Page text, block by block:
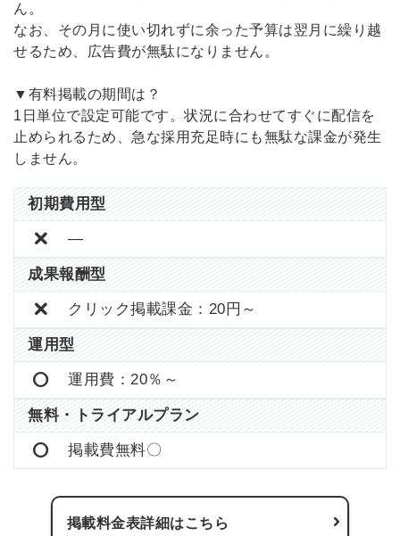
ん。
なお、その月に使い切れずに余った予算は翌月に繰り越
せるため、広告費が無駄になりません。
▼有料掲載の期間は？
1日単位で設定可能です。状況に合わせてすぐに配信を
止められるため、急な採用充足時にも無駄な課金が発生
しません。
初期費用型
―
成果報酬型
クリック掲載課金：20円～
運用型
運用費：20％～
無料・トライアルプラン
掲載費無料〇
掲載料金表詳細はこちら